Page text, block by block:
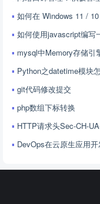
如何在 Windows 11 /
如何使用javascript编写
mysql中Memory存储引
Python之datetime模块
git代码修改提交
php数组下标转换
HTTP请求头Sec-CH-
DevOps在云原生应用